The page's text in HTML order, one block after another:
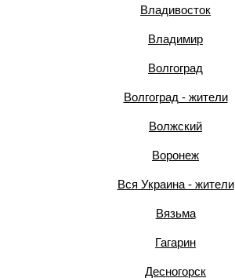
Владивосток
Владимир
Волгоград
Волгоград - жители
Волжский
Воронеж
Вся Украина - жители
Вязьма
Гагарин
Десногорск